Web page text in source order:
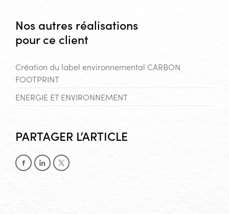
Nos autres réalisations
pour ce client
Création du label environnemental CARBON
FOOTPRINT
ENERGIE ET ENVIRONNEMENT
PARTAGER L’ARTICLE
Partager sur Facebook
Partager sur LinkedIn
Partager sur X